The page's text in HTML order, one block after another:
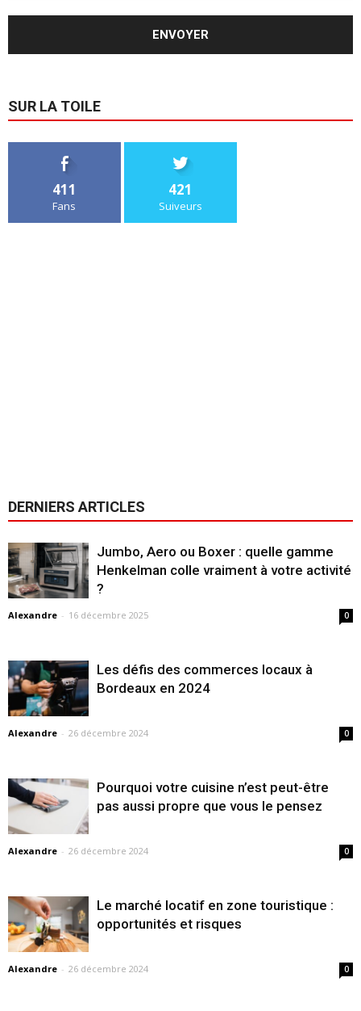
SUR LA TOILE
411
Fans
421
Suiveurs
DERNIERS ARTICLES
Jumbo, Aero ou Boxer : quelle gamme
Henkelman colle vraiment à votre activité
?
Alexandre - 16 décembre 2025 0
Les défis des commerces locaux à
Bordeaux en 2024
Alexandre - 26 décembre 2024 0
Pourquoi votre cuisine n’est peut-être
pas aussi propre que vous le pensez
Alexandre - 26 décembre 2024 0
Le marché locatif en zone touristique :
opportunités et risques
Alexandre - 26 décembre 2024 0